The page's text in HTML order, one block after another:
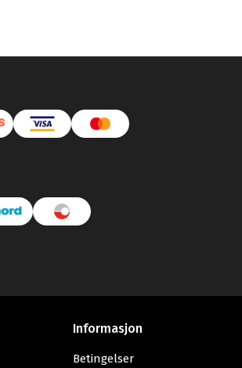
Informasjon
Betingelser